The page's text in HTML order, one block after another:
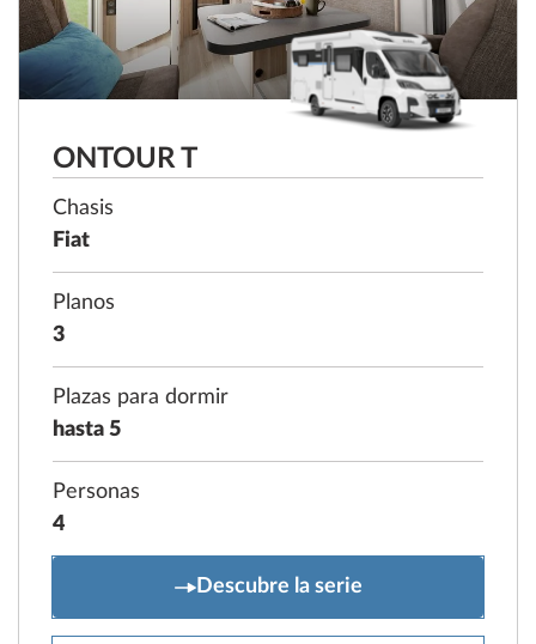
ONTOUR T
Chasis
Fiat
Planos
3
Plazas para dormir
hasta 5
Personas
4
ONTOUR T
Descubre la serie